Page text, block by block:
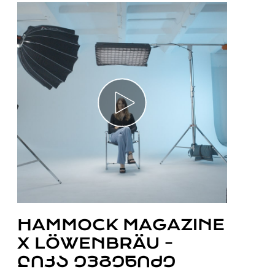
HAMMOCK MAGAZINE
X LÖWENBRÄU -
ᲚᲘᲙᲐ ᲔᲕᲒᲔᲜᲘᲫᲔ